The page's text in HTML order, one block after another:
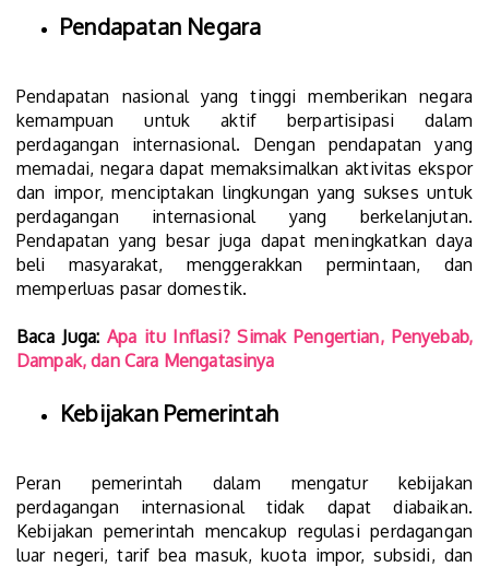
Pendapatan Negara
Pendapatan nasional yang tinggi memberikan negara
kemampuan untuk aktif berpartisipasi dalam
perdagangan internasional. Dengan pendapatan yang
memadai, negara dapat memaksimalkan aktivitas ekspor
dan impor, menciptakan lingkungan yang sukses untuk
perdagangan internasional yang berkelanjutan.
Pendapatan yang besar juga dapat meningkatkan daya
beli masyarakat, menggerakkan permintaan, dan
memperluas pasar domestik.
Baca Juga: Apa itu Inflasi? Simak Pengertian, Penyebab,
Dampak, dan Cara Mengatasinya
Kebijakan Pemerintah
Peran pemerintah dalam mengatur kebijakan
perdagangan internasional tidak dapat diabaikan.
Kebijakan pemerintah mencakup regulasi perdagangan
luar negeri, tarif bea masuk, kuota impor, subsidi, dan